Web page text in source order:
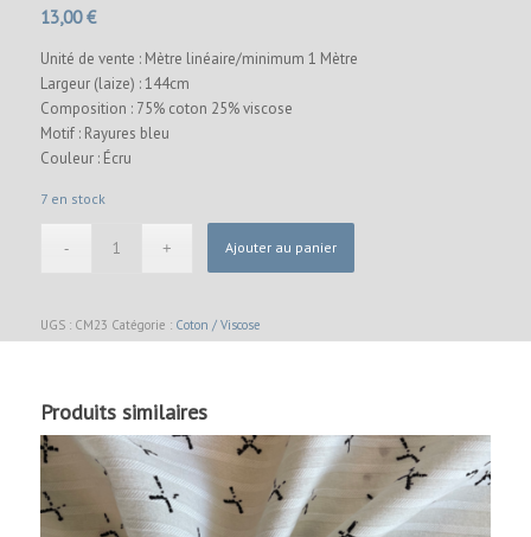
13,00€
Unité de vente : Mètre linéaire/minimum 1 Mètre
Largeur (laize) : 144cm
Composition : 75% coton 25% viscose
Motif : Rayures bleu
Couleur : Écru
7 en stock
Ajouter au panier
UGS : CM23 Catégorie : Coton / Viscose
Produits similaires